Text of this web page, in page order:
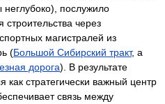
неглубоко), послужило
через
магистралей из
(Большой Сибирский тракт, а
дорога). В результате
как стратегически важный центр
связь между